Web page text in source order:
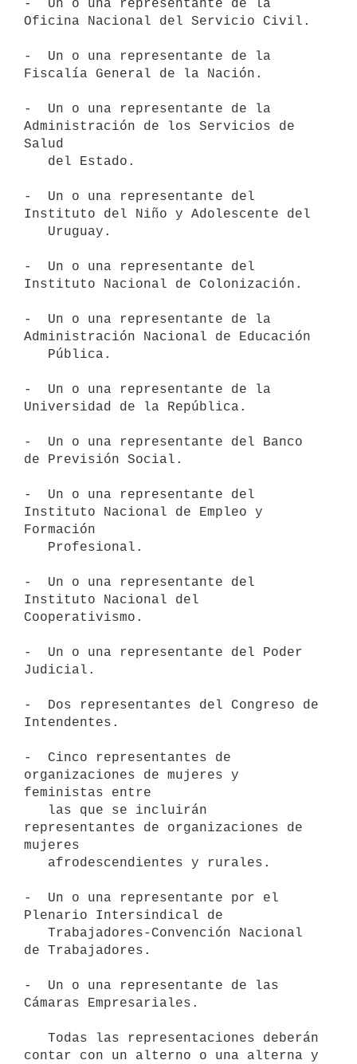
-  Un o una representante de la
Oficina Nacional del Servicio Civil.
-  Un o una representante de la
Fiscalía General de la Nación.
-  Un o una representante de la
Administración de los Servicios de
Salud
-  Un o una representante del
Instituto del Niño y Adolescente del
-  Un o una representante del
Instituto Nacional de Colonización.
-  Un o una representante de la
Administración Nacional de Educación
-  Un o una representante de la
Universidad de la República.
-  Un o una representante del Banco
de Previsión Social.
-  Un o una representante del
Instituto Nacional de Empleo y
Formación
-  Un o una representante del
Instituto Nacional del
Cooperativismo.
-  Un o una representante del Poder
Judicial.
-  Dos representantes del Congreso de
Intendentes.
-  Cinco representantes de
organizaciones de mujeres y
feministas entre
representantes de organizaciones de
mujeres
-  Un o una representante por el
Plenario Intersindical de
de Trabajadores.
-  Un o una representante de las
Cámaras Empresariales.
contar con un alterno o una alterna y